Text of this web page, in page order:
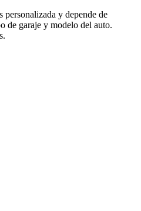
personalizada y depende de
de garaje y modelo del auto.